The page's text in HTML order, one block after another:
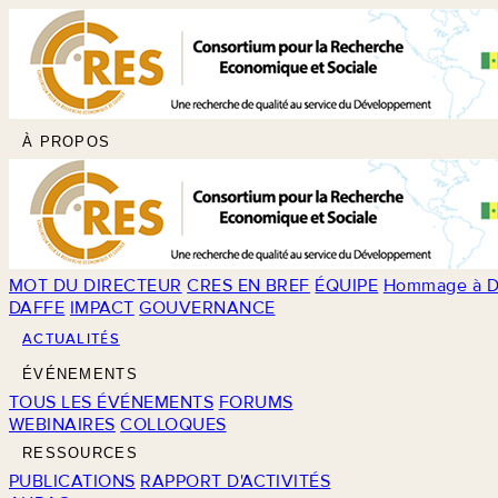
À PROPOS
MOT DU DIRECTEUR CRES EN BREF ÉQUIPE Hommage à
DAFFE IMPACT GOUVERNANCE
ACTUALITÉS
ÉVÉNEMENTS
TOUS LES ÉVÉNEMENTS FORUMS
WEBINAIRES COLLOQUES
RESSOURCES
PUBLICATIONS RAPPORT D'ACTIVITÉS